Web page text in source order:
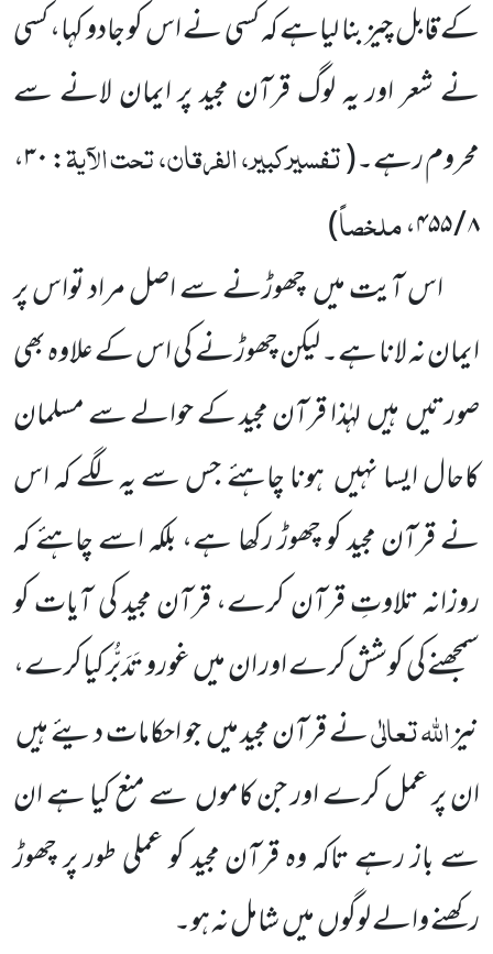
کے قابل چیز بنا لیاہے کہ کسی نے اس کو جادو کہا، کسی
نے شعر اور یہ لوگ قرآن مجید پر ایمان لانے سے
محروم رہے۔(تفسیرکبیر، الفرقان، تحت الآیۃ:۳۰،
۸ / ۴۵۵
،ملخصاً)
اس آیت میں چھوڑنے سے اصل مراد تواس پر
ایمان نہ لانا ہے۔ لیکن چھوڑنے کی اس کے علاوہ بھی
صورتیں ہیں لہٰذا قرآن مجید کے حوالے سے مسلمان
کاحال ایسا نہیں ہونا چاہئے جس سے یہ لگے کہ اس
نے قرآن مجید کو چھوڑ رکھا ہے، بلکہ اسے چاہئے کہ
روزانہ تلاوتِ قرآن کرے، قرآن مجید کی آیات کو
سمجھنے کی کوشش کرے اور ان میں غورو تَدَبُّر کیاکرے،
نیزاللہتعالٰینے قرآن مجید میں جو احکامات دیئے ہیں
ان پر عمل کرے اور جن کاموں سے منع کیا ہے ان
سے باز رہے تاکہ وہ قرآن مجید کو عملی طور پر چھوڑ
رکھنے والے لوگوں میں شامل نہ ہو۔